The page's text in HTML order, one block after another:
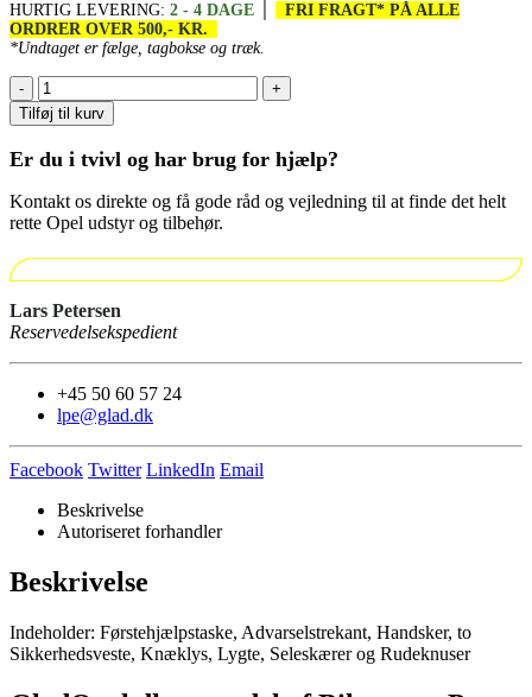
HURTIG LEVERING: 2 - 4 DAGE
FRI FRAGT* PÅ ALLE
ORDRER OVER 500,- KR.
*Undtaget er fælge, tagbokse og træk.
-
+
Tilføj til kurv
Er du i tvivl og har brug for hjælp?
Kontakt os direkte og få gode råd og vejledning til at finde det helt
rette Opel udstyr og tilbehør.
Lars Petersen
Reservedelsekspedient
+45 50 60 57 24
lpe@glad.dk
Facebook Twitter LinkedIn Email
Beskrivelse
Autoriseret forhandler
Beskrivelse
Indeholder: Førstehjælpstaske, Advarselstrekant, Handsker, to
Sikkerhedsveste, Knæklys, Lygte, Seleskærer og Rudeknuser